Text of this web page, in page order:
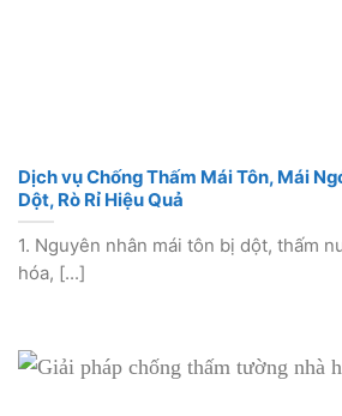
Dịch vụ Chống Thấm Mái Tôn, Mái
Dột, Rò Rỉ Hiệu Quả
1. Nguyên nhân mái tôn bị dột, thấm
hóa, [...]